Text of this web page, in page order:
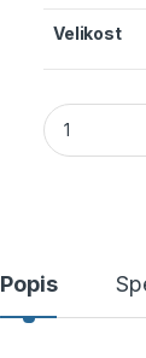
Velikost
Cerva
Popis